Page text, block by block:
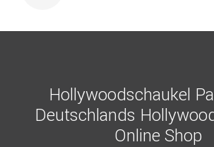
Hollywoodschaukel
Deutschlands
Online Shop